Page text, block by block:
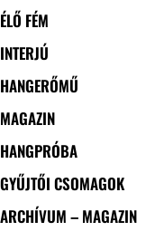
ÉLŐ FÉM
INTERJÚ
HANGERŐMŰ
MAGAZIN
HANGPRÓBA
GYŰJTŐI CSOMAGOK
ARCHÍVUM – MAGAZIN